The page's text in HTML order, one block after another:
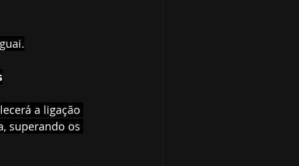
a ligação
superando os